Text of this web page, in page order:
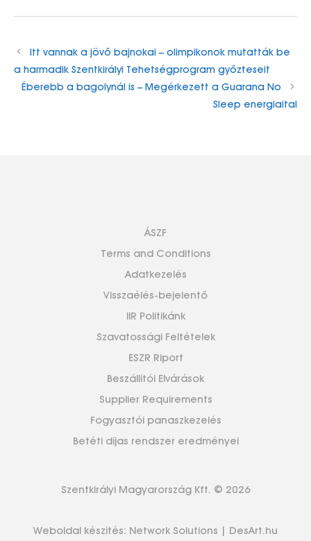
Itt vannak a jövő bajnokai – olimpikonok mutatták be
a harmadik Szentkirályi Tehetségprogram győzteseit
Éberebb a bagolynál is – Megérkezett a Guarana No
Sleep energiaital
ÁSZF
Terms and Conditions
Adatkezelés
Visszaélés-bejelentő
IIR Politikánk
Szavatossági Feltételek
ESZR Riport
Beszállítói Elvárások
Supplier Requirements
Fogyasztói panaszkezelés
Betéti díjas rendszer eredményei
Szentkirályi Magyarország Kft. © 2026
Weboldal készítés: Network Solutions DesArt.hu